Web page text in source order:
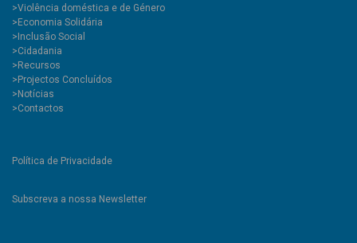
>Violência doméstica e de Género
>Economia Solidária
>Inclusão Social
>Cidadania
>Recursos
>Projectos Concluídos
>Notícias
>Contactos
Política de Privacidade
Subscreva a nossa Newsletter